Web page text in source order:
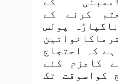
کرنے کے
پولس
کہ احتجاج
کاعزم کئے
کواسوقت تک